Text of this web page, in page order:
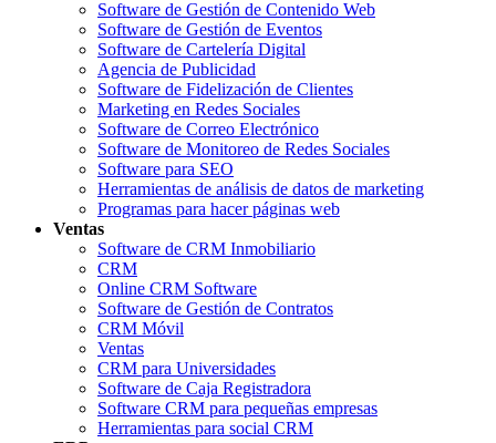
Software de Gestión de Contenido Web
Software de Gestión de Eventos
Software de Cartelería Digital
Agencia de Publicidad
Software de Fidelización de Clientes
Marketing en Redes Sociales
Software de Correo Electrónico
Software de Monitoreo de Redes Sociales
Software para SEO
Herramientas de análisis de datos de marketing
Programas para hacer páginas web
Ventas
Software de CRM Inmobiliario
CRM
Online CRM Software
Software de Gestión de Contratos
CRM Móvil
Ventas
CRM para Universidades
Software de Caja Registradora
Software CRM para pequeñas empresas
Herramientas para social CRM